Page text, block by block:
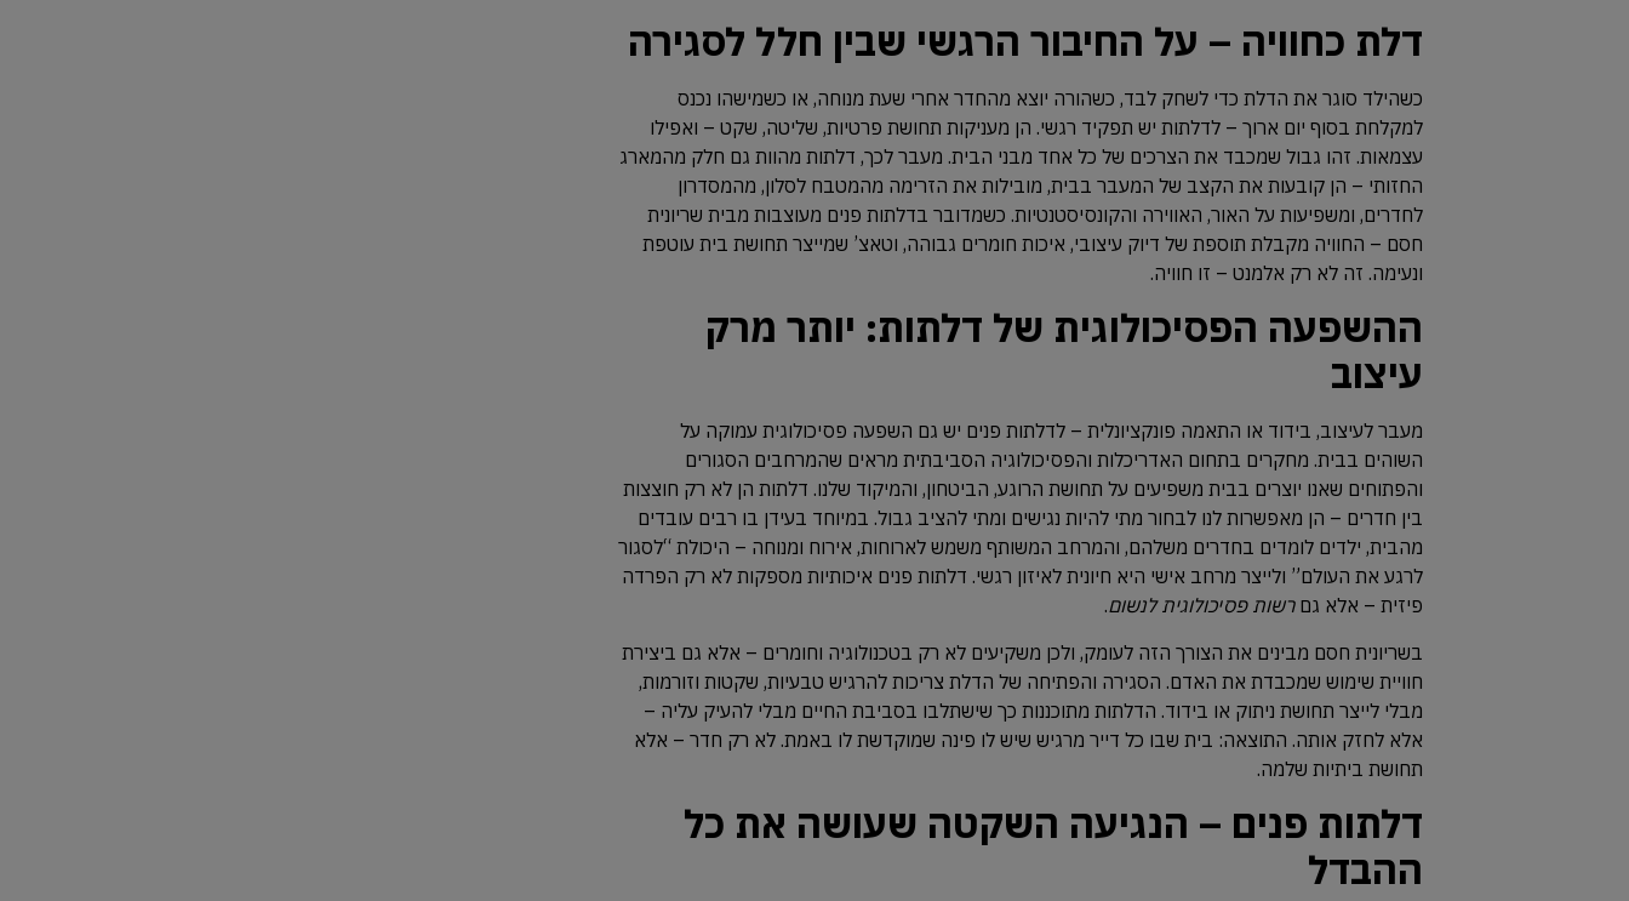
דלת כחוויה – על החיבור הרגשי שבין חלל לסגירה
כשהילד סוגר את הדלת כדי לשחק לבד, כשהורה יוצא מהחדר אחרי שעת מנוחה, או כשמישהו נכנס
למקלחת בסוף יום ארוך – לדלתות יש תפקיד רגשי. הן מעניקות תחושת פרטיות, שליטה, שקט – ואפילו
עצמאות. זהו גבול שמכבד את הצרכים של כל אחד מבני הבית. מעבר לכך, דלתות מהוות גם חלק מהמארג
החזותי – הן קובעות את הקצב של המעבר בבית, מובילות את הזרימה מהמטבח לסלון, מהמסדרון
לחדרים, ומשפיעות על האור, האווירה והקונסיסטנטיות. כשמדובר בדלתות פנים מעוצבות מבית שריונית
חסם – החוויה מקבלת תוספת של דיוק עיצובי, איכות חומרים גבוהה, וטאצ’ שמייצר תחושת בית עוטפת
ונעימה. זה לא רק אלמנט – זו חוויה.
ההשפעה הפסיכולוגית של דלתות: יותר מרק
עיצוב
מעבר לעיצוב, בידוד או התאמה פונקציונלית – לדלתות פנים יש גם השפעה פסיכולוגית עמוקה על
השוהים בבית. מחקרים בתחום האדריכלות והפסיכולוגיה הסביבתית מראים שהמרחבים הסגורים
והפתוחים שאנו יוצרים בבית משפיעים על תחושת הרוגע, הביטחון, והמיקוד שלנו. דלתות הן לא רק חוצצות
בין חדרים – הן מאפשרות לנו לבחור מתי להיות נגישים ומתי להציב גבול. במיוחד בעידן בו רבים עובדים
מהבית, ילדים לומדים בחדרים משלהם, והמרחב המשותף משמש לארוחות, אירוח ומנוחה – היכולת “לסגור
לרגע את העולם” ולייצר מרחב אישי היא חיונית לאיזון רגשי. דלתות פנים איכותיות מספקות לא רק הפרדה
פיזית – אלא גםרשות פסיכולוגית לנשום.
בשריונית חסם מבינים את הצורך הזה לעומק, ולכן משקיעים לא רק בטכנולוגיה וחומרים – אלא גם ביצירת
חוויית שימוש שמכבדת את האדם. הסגירה והפתיחה של הדלת צריכות להרגיש טבעיות, שקטות וזורמות,
מבלי לייצר תחושת ניתוק או בידוד. הדלתות מתוכננות כך שישתלבו בסביבת החיים מבלי להעיק עליה –
אלא לחזק אותה. התוצאה: בית שבו כל דייר מרגיש שיש לו פינה שמוקדשת לו באמת. לא רק חדר – אלא
תחושת ביתיות שלמה.
דלתות פנים – הנגיעה השקטה שעושה את כל
ההבדל